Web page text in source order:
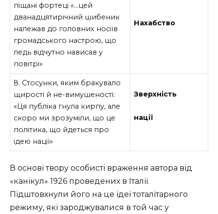
піщані фортеці «…цей
дванадцятирічний шибеник
належав до головних носіїв
громадського настрою, що
ледь відчутно нависав у
повітрі»
Нахабство
8. Стосунки, яким бракувало
щирості й не-вимушеності:
«Ця публіка гнула кирпу, але
скоро ми зрозуміли, що це
політика, що йдеться про
ідею нації»
Зверхність
нації
В основі твору особисті враження автора від
«канікул» 1926 проведених в Італії.
Підштовхнули його на це ідеї тоталітарного
режиму, які зароджувалися в той час у